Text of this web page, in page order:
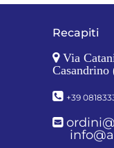
Recapiti
Via
+39